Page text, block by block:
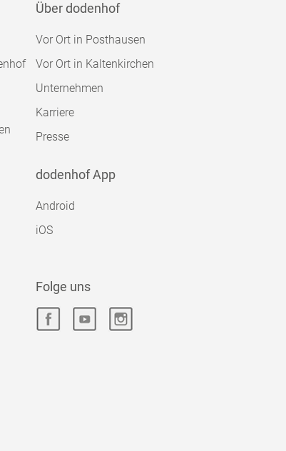
Über dodenhof
Vor Ort in Posthausen
Vor Ort in Kaltenkirchen
Unternehmen
Karriere
Presse
dodenhof App
Android
iOS
Folge uns